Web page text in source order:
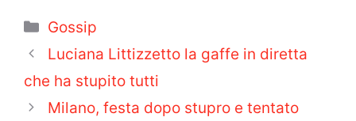
Categorie
Gossip
Luciana Littizzetto la gaffe in diretta
che ha stupito tutti
Milano, festa dopo stupro e tentato